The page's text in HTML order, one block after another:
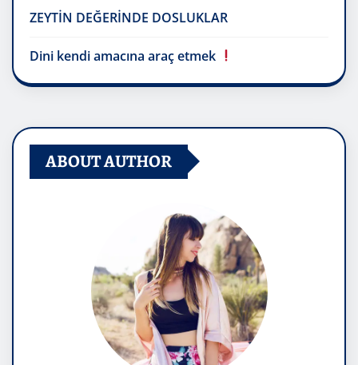
ZEYTİN DEĞERİNDE DOSLUKLAR
Dini kendi amacına araç etmek
ABOUT AUTHOR